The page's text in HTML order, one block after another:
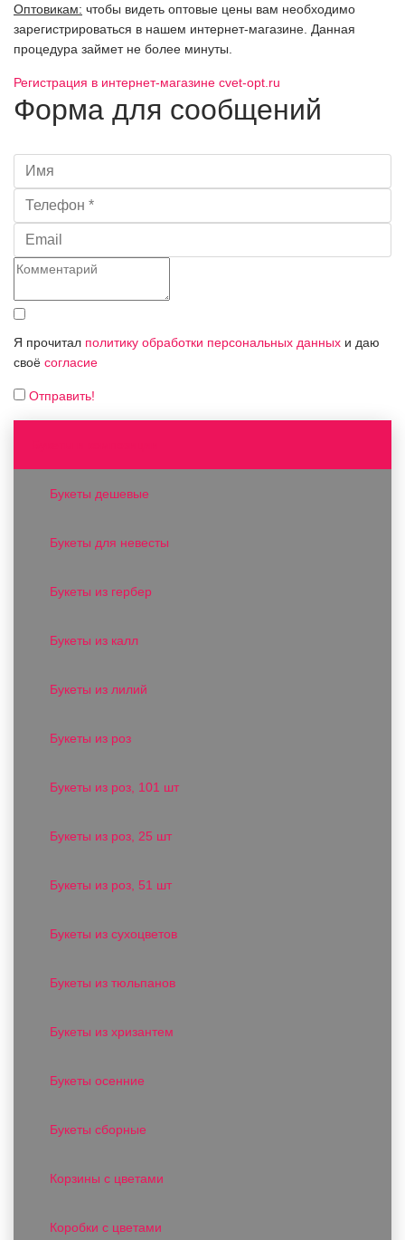
Оптовикам: чтобы видеть оптовые цены вам необходимо
зарегистрироваться в нашем интернет-магазине. Данная
процедура займет не более минуты.
Регистрация в интернет-магазине cvet-opt.ru
Форма для сообщений
Я прочитал политику обработки персональных данных и даю
своё согласие
Отправить!
Букеты дешевые
Букеты для невесты
Букеты из гербер
Букеты из калл
Букеты из лилий
Букеты из роз
Букеты из роз, 101 шт
Букеты из роз, 25 шт
Букеты из роз, 51 шт
Букеты из сухоцветов
Букеты из тюльпанов
Букеты из хризантем
Букеты осенние
Букеты сборные
Корзины с цветами
Коробки с цветами